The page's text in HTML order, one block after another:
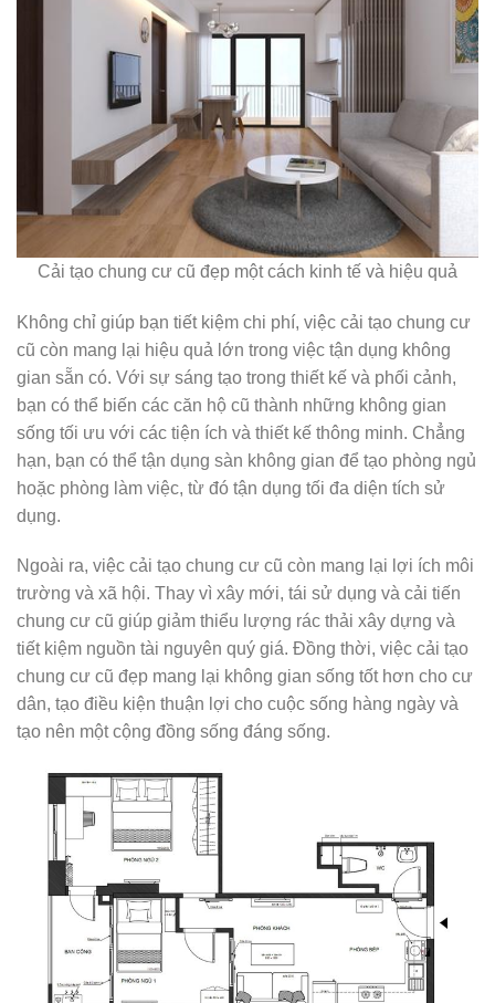
Cải tạo chung cư cũ đẹp một cách kinh tế và hiệu quả
Không chỉ giúp bạn tiết kiệm chi phí, việc cải tạo chung cư
cũ còn mang lại hiệu quả lớn trong việc tận dụng không
gian sẵn có. Với sự sáng tạo trong thiết kế và phối cảnh,
bạn có thể biến các căn hộ cũ thành những không gian
sống tối ưu với các tiện ích và thiết kế thông minh. Chẳng
hạn, bạn có thể tận dụng sàn không gian để tạo phòng ngủ
hoặc phòng làm việc, từ đó tận dụng tối đa diện tích sử
dụng.
Ngoài ra, việc cải tạo chung cư cũ còn mang lại lợi ích môi
trường và xã hội. Thay vì xây mới, tái sử dụng và cải tiến
chung cư cũ giúp giảm thiểu lượng rác thải xây dựng và
tiết kiệm nguồn tài nguyên quý giá. Đồng thời, việc cải tạo
chung cư cũ đẹp mang lại không gian sống tốt hơn cho cư
dân, tạo điều kiện thuận lợi cho cuộc sống hàng ngày và
tạo nên một cộng đồng sống đáng sống.